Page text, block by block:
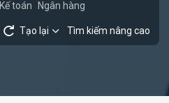
Kế toán Ngân hàng
Tạo lại Tìm kiếm nâng cao